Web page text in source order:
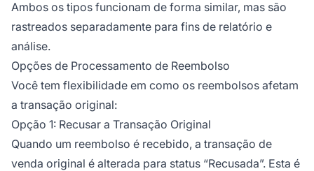
Ambos os tipos funcionam de forma similar, mas são
rastreados separadamente para fins de relatório e
análise.
Opções de Processamento de Reembolso
Você tem flexibilidade em como os reembolsos afetam
a transação original:
Opção 1: Recusar a Transação Original
Quando um reembolso é recebido, a transação de
venda original é alterada para status “Recusada”. Esta é